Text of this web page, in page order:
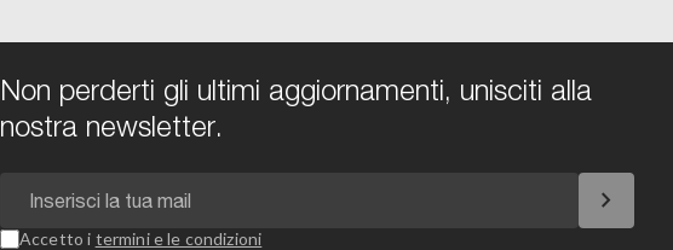
Non perderti gli ultimi aggiornamenti, unisciti alla
nostra newsletter.
chevron_right
Accetto i termini e le condizioni